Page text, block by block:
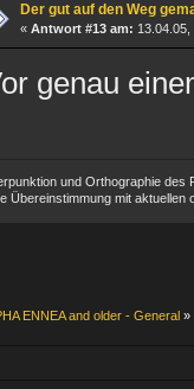
Der gut auf den Weg
« Antwort #13 am: 13.04.05,
genau
und Orthographie des
Übereinstimmung mit aktuellen
ENNEA and older - General »